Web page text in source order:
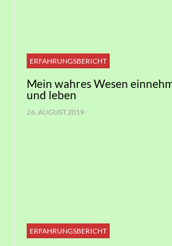
ERFAHRUNGSBERICHT
Mein wahres Wesen
und leben
26. AUGUST 2019
ERFAHRUNGSBERICHT